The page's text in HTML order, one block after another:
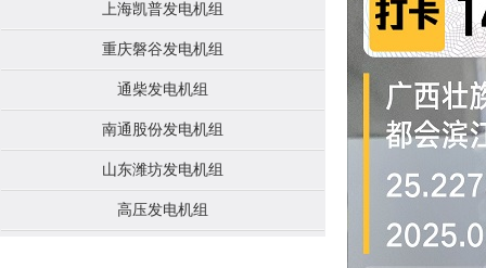
上海凯普发电机组
重庆磐谷发电机组
通柴发电机组
南通股份发电机组
山东潍坊发电机组
高压发电机组